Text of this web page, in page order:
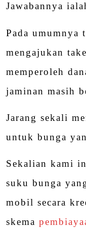
Jawabannya
Pada umumnya
mengajukan
memperoleh
jaminan masih
Jarang sekali
untuk bunga
Sekalian kami
suku bunga
mobil secara
skema